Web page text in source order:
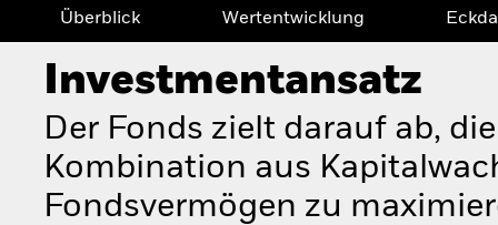
Überblick Wertentwicklung
Investmentansatz
Der Fonds zielt darauf ab,
Kombination aus
Fondsvermögen zu